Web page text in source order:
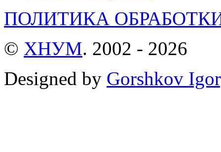
ПОЛИТИКА
© ХНУМ. 2002 - 2026
Designed by Gorshkov Igor